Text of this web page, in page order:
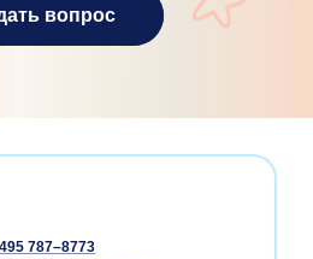
вопрос
787–8773